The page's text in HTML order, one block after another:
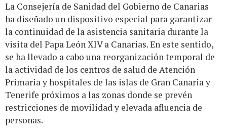
La Consejería de Sanidad del Gobierno de Canarias
ha diseñado un dispositivo especial para garantizar
la continuidad de la asistencia sanitaria durante la
visita del Papa León XIV a Canarias. En este sentido,
se ha llevado a cabo una reorganización temporal de
la actividad de los centros de salud de Atención
Primaria y hospitales de las islas de Gran Canaria y
Tenerife próximos a las zonas donde se prevén
restricciones de movilidad y elevada afluencia de
personas.